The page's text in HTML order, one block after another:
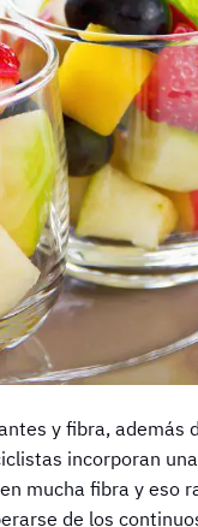
y fibra, además
incorporan
mucha fibra y eso
de los